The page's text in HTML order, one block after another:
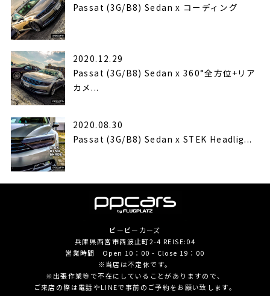
Passat (3G/B8) Sedan x コーディング
2020.12.29
Passat (3G/B8) Sedan x 360°全方位+リア
カメ...
2020.08.30
Passat (3G/B8) Sedan x STEK Headlig...
ピーピーカーズ
兵庫県西宮市西波止町2-4 REISE:04
営業時間 Open 10：00 - Close 19：00
※当店は不定休です。
※出張作業等で不在にしていることがありますので、
ご来店の際は電話やLINEで事前のご予約をお願い致します。